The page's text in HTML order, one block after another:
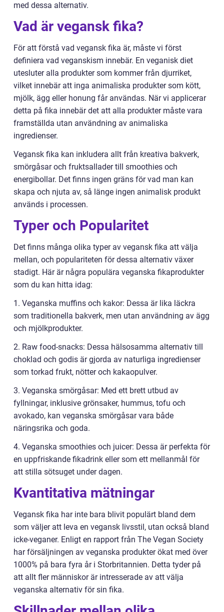
med dessa alternativ.
Vad är vegansk fika?
För att förstå vad vegansk fika är, måste vi först
definiera vad veganskism innebär. En veganisk diet
utesluter alla produkter som kommer från djurriket,
vilket innebär att inga animaliska produkter som kött,
mjölk, ägg eller honung får användas. När vi applicerar
detta på fika innebär det att alla produkter måste vara
framställda utan användning av animaliska
ingredienser.
Vegansk fika kan inkludera allt från kreativa bakverk,
smörgåsar och fruktsallader till smoothies och
energibollar. Det finns ingen gräns för vad man kan
skapa och njuta av, så länge ingen animalisk produkt
används i processen.
Typer och Popularitet
Det finns många olika typer av vegansk fika att välja
mellan, och populariteten för dessa alternativ växer
stadigt. Här är några populära veganska fikaprodukter
som du kan hitta idag:
1. Veganska muffins och kakor: Dessa är lika läckra
som traditionella bakverk, men utan användning av ägg
och mjölkprodukter.
2. Raw food-snacks: Dessa hälsosamma alternativ till
choklad och godis är gjorda av naturliga ingredienser
som torkad frukt, nötter och kakaopulver.
3. Veganska smörgåsar: Med ett brett utbud av
fyllningar, inklusive grönsaker, hummus, tofu och
avokado, kan veganska smörgåsar vara både
näringsrika och goda.
4. Veganska smoothies och juicer: Dessa är perfekta för
en uppfriskande fikadrink eller som ett mellanmål för
att stilla sötsuget under dagen.
Kvantitativa mätningar
Vegansk fika har inte bara blivit populärt bland dem
som väljer att leva en vegansk livsstil, utan också bland
icke-veganer. Enligt en rapport från The Vegan Society
har försäljningen av veganska produkter ökat med över
1000% på bara fyra år i Storbritannien. Detta tyder på
att allt fler människor är intresserade av att välja
veganska alternativ för sin fika.